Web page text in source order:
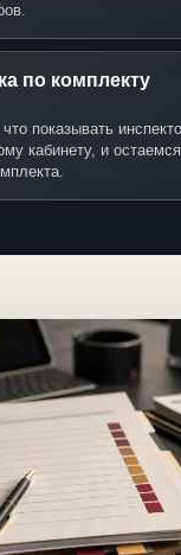
по комплекту
показывать
кабинету, и